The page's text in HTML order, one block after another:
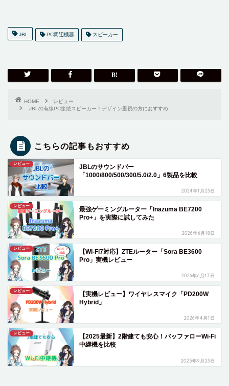
JBL PC周辺機器 スピーカー
HOME
レビュー
JBLの有線PC接続スピーカー！デザイン重視の方におすすめ
こちらの記事もおすすめ
レビュー
JBLのサウンドバー
「1000/800/500/300/5.0/2.0」6製品を比較
2024年1月23日
レビュー
最強ゲーミングルーター「Inazuma BE7200
Pro+」を実際に試してみた
2026年6月18日
レビュー
【Wi-Fi7対応】ZTEルーター「Sora BE3600
Pro」実機レビュー
2026年6月17日
レビュー
【実機レビュー】ワイヤレスマイク「PD200W
Hybrid」
2026年4月1日
レビュー
【2025最新】2階建ても安心！バッファローWi-Fi
中継機を比較
2025年9月23日